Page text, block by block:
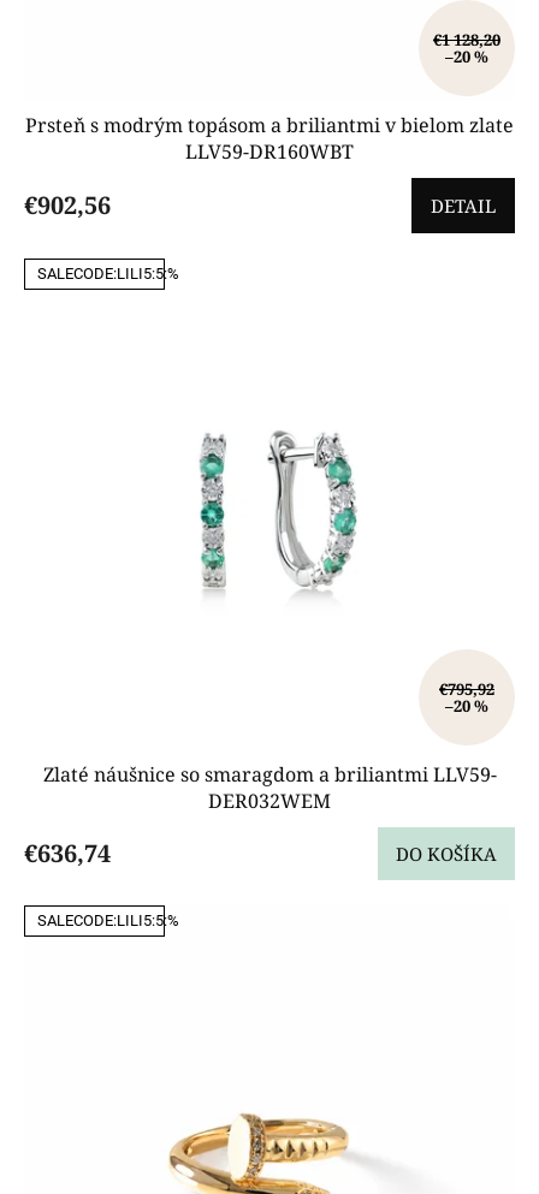
€1 128,20
–20 %
Prsteň s modrým topásom a briliantmi v bielom zlate
LLV59-DR160WBT
€902,56 DETAIL
SALECODE:LILI5:5:%
€795,92
–20 %
Zlaté náušnice so smaragdom a briliantmi LLV59-
DER032WEM
€636,74 DO KOŠÍKA
SALECODE:LILI5:5:%